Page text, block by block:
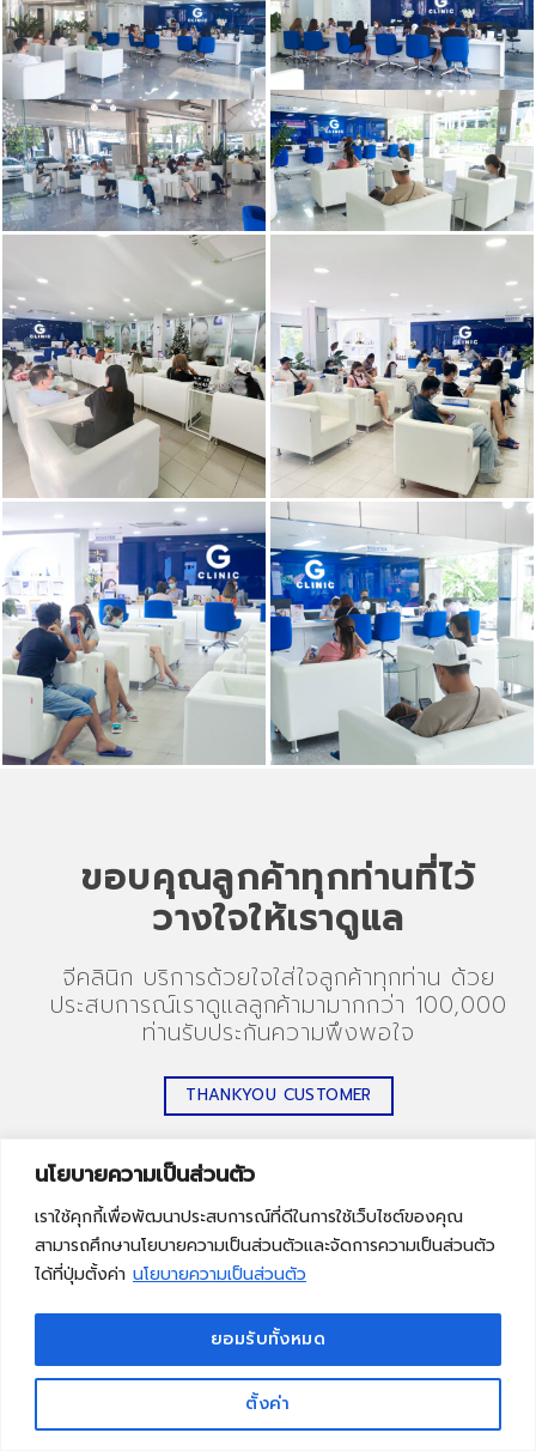
นโยบายความเป็นส่วนตัว
เราใช้คุกกี้เพื่อพัฒนาประสบการณ์ที่ดีในการใช้เว็บไซต์ของคุณ
สามารถศึกษานโยบายความเป็นส่วนตัวและจัดการความเป็นส่วนตัว
ได้ที่ปุ่มตั้งค่า นโยบายความเป็นส่วนตัว
ตั้งค่า
ยอมรับทั้งหมด
ขอบคุณลูกค้าทุกท่านที่ไว้
วางใจให้เราดูแล
จีคลินิก บริการด้วยใจใส่ใจลูกค้าทุกท่าน ด้วย
ประสบการณ์เราดูแลลูกค้ามามากกว่า 100,000
ท่านรับประกันความพึงพอใจ
THANKYOU CUSTOMER
ปรึกษาทุกเรื่องความงามกับผู้เชียวชาญและทีม
แพทย์จีคลินิกโดยตรงทักไลน์ @gclinicth